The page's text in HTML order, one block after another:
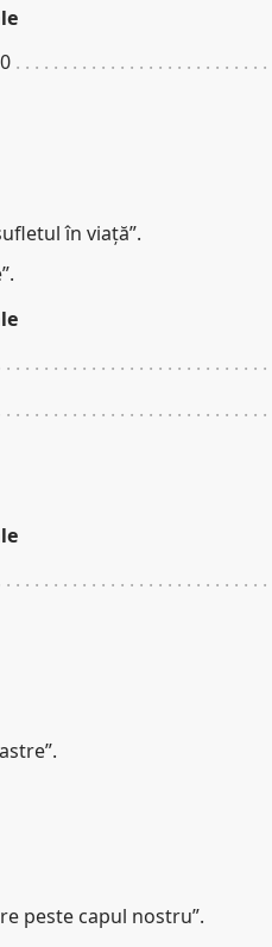
în viață”.
peste capul nostru”.